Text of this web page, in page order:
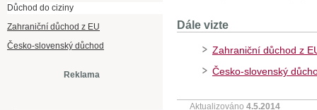
Důchod do ciziny
Zahraniční důchod z EU
Česko-slovenský důchod
Reklama
Dále vizte
Zahraniční důchod z
Česko-slovenský
Aktualizováno 4.5.2014